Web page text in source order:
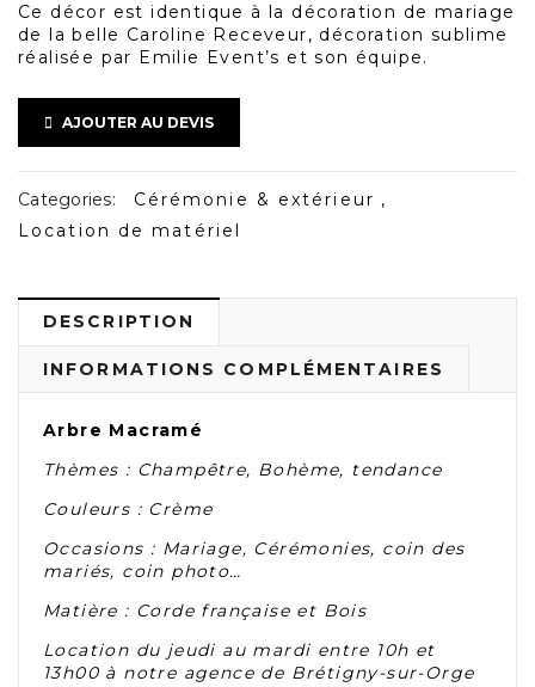
Ce décor est identique à la décoration de mariage
de la belle Caroline Receveur, décoration sublime
réalisée par Emilie Event’s et son équipe.
AJOUTER AU DEVIS
Categories: Cérémonie & extérieur ,
Location de matériel
DESCRIPTION
INFORMATIONS COMPLÉMENTAIRES
Arbre Macramé
Thèmes : Champêtre, Bohème, tendance
Couleurs : Crème
Occasions : Mariage, Cérémonies, coin des
mariés, coin photo…
Matière : Corde française et Bois
Location du jeudi au mardi entre 10h et
13h00 à notre agence de Brétigny-sur-Orge